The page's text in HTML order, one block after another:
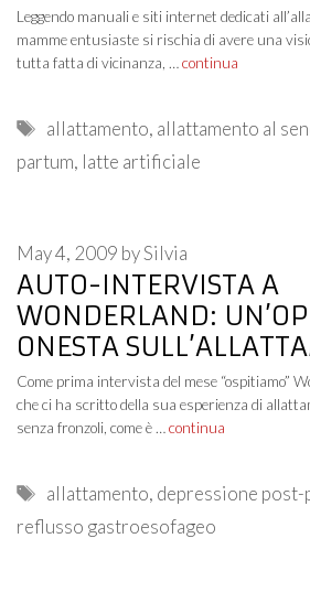
Leggendo manuali e siti internet dedicati
mamme entusiaste si rischia di avere una
tutta fatta di vicinanza, … continua
Tags
allattamento, allattamento al
partum, latte artificiale
AUTO-INTERVISTA A
WONDERLAND:
ONESTA
May 4, 2009 bySilvia
Come prima intervista del mese “ospitiamo”
che ci ha scritto della sua esperienza di
senza fronzoli, come è … continua
Tags
allattamento, depressione post-
reflusso gastroesofageo